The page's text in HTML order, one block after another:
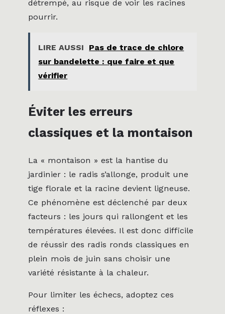
détrempé, au risque de voir les racines
pourrir.
LIRE AUSSI
Pas de trace de chlore
sur bandelette : que faire et que
vérifier
Éviter les erreurs
classiques et la montaison
La « montaison » est la hantise du
jardinier : le radis s’allonge, produit une
tige florale et la racine devient ligneuse.
Ce phénomène est déclenché par deux
facteurs : les jours qui rallongent et les
températures élevées. Il est donc difficile
de réussir des radis ronds classiques en
plein mois de juin sans choisir une
variété résistante à la chaleur.
Pour limiter les échecs, adoptez ces
réflexes :